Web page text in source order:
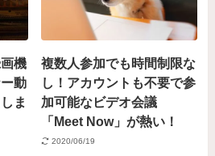
機
動
ま
複数人参加でも時間制限な
し！アカウントも不要で参
加可能なビデオ会議
「Meet Now」が熱い！
2020/06/19